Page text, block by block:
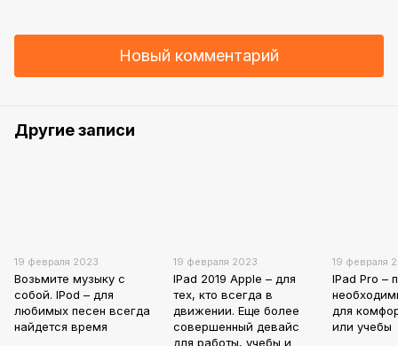
Новый комментарий
Другие записи
19 февраля 2023
Возьмите музыку с
собой. IPod – для
любимых песен всегда
найдется время
19 февраля 2023
IPad 2019 Apple – для
тех, кто всегда в
движении. Еще более
совершенный девайс
для работы, учебы и
19 февраля
IPad Pro –
для
или учебы